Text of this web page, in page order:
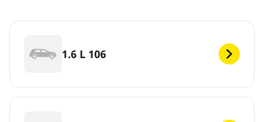
1.6 L 106